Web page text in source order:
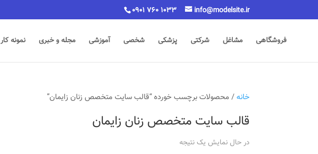
0901 760 1033 info@modelsite.ir
فروشگاهی مشاغل شرکتی پزشکی شخصی آموزشی مجله و خبری نمونه کار
خانه/ محصولات برچسب خورده “قالب سایت متخصص زنان زایمان”
قالب سایت متخصص زنان زایمان
در حال نمایش یک نتیجه